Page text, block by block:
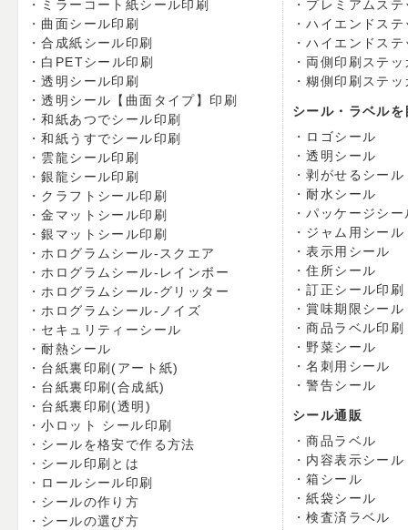
ミラーコート紙シール印刷
曲面シール印刷
合成紙シール印刷
白PETシール印刷
透明シール印刷
透明シール【曲面タイプ】印刷
和紙あつでシール印刷
和紙うすでシール印刷
雲龍シール印刷
銀龍シール印刷
クラフトシール印刷
金マットシール印刷
銀マットシール印刷
ホログラムシール-スクエア
ホログラムシール-レインボー
ホログラムシール-グリッター
ホログラムシール-ノイズ
セキュリティーシール
耐熱シール
台紙裏印刷(アート紙)
台紙裏印刷(合成紙)
台紙裏印刷(透明)
小ロット シール印刷
シールを格安で作る方法
シール印刷とは
ロールシール印刷
シールの作り方
シールの選び方
プレミアムステ
ハイエンドステ
ハイエンドス
両側印刷ステッ
糊側印刷ステッ
シール・ラベル
ロゴシール
透明シール
剥がせるシール
耐水シール
パッケージシー
ジャム用シール
表示用シール
住所シール
訂正シール印刷
賞味期限シール
商品ラベル印刷
野菜シール
名刺用シール
警告シール
シール通販
商品ラベル
内容表示シール
箱シール
紙袋シール
検査済ラベル